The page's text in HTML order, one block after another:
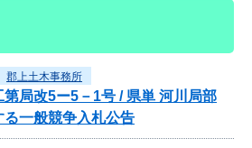
郡上土木事務所
第局改5ー5－1号 / 県単 河川局部
一般競争入札公告